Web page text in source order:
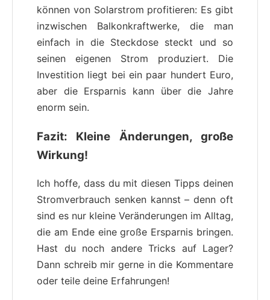
können von Solarstrom profitieren: Es gibt
inzwischen Balkonkraftwerke, die man
einfach in die Steckdose steckt und so
seinen eigenen Strom produziert. Die
Investition liegt bei ein paar hundert Euro,
aber die Ersparnis kann über die Jahre
enorm sein.
Fazit: Kleine Änderungen, große
Wirkung!
Ich hoffe, dass du mit diesen Tipps deinen
Stromverbrauch senken kannst – denn oft
sind es nur kleine Veränderungen im Alltag,
die am Ende eine große Ersparnis bringen.
Hast du noch andere Tricks auf Lager?
Dann schreib mir gerne in die Kommentare
oder teile deine Erfahrungen!